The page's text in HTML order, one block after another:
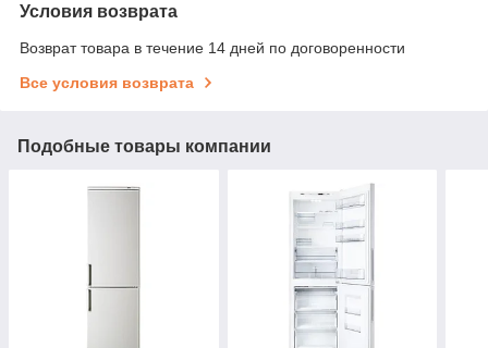
Условия возврата
Возврат товара в течение 14 дней по договоренности
Все условия возврата
Подобные товары компании